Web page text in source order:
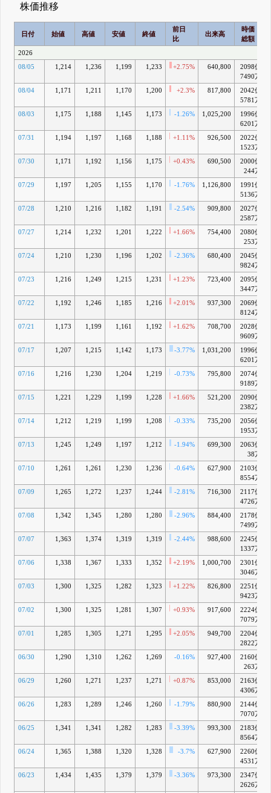
株価推移
日付 始値 高値 安値 終値
前日
比
出来高
時価
総額
2026
08/05
1,214 1,236 1,199 1,233 +2.75% 640,800
2098億
7490万
08/04
1,171 1,211 1,170 1,200 +2.3% 817,800
2042億
5781万
08/03
1,175 1,188 1,145 1,173 -1.26% 1,025,200
1996億
6201万
07/31
1,194 1,197 1,168 1,188 +1.11% 926,500
2022億
1523万
07/30
1,171 1,192 1,156 1,175 +0.43% 690,500
2000億
244万
07/29
1,197 1,205 1,155 1,170 -1.76% 1,126,800
1991億
5136万
07/28
1,210 1,216 1,182 1,191 -2.54% 909,800
2027億
2587万
07/27
1,214 1,232 1,201 1,222 +1.66% 754,400
2080億
253万
07/24
1,210 1,230 1,196 1,202 -2.36% 680,400
2045億
9824万
07/23
1,216 1,249 1,215 1,231 +1.23% 723,400
2095億
3447万
07/22
1,192 1,246 1,185 1,216 +2.01% 937,300
2069億
8124万
07/21
1,173 1,199 1,161 1,192 +1.62% 708,700
2028億
9609万
07/17
1,207 1,215 1,142 1,173 -3.77% 1,031,200
1996億
6201万
07/16 1,216 1,230 1,204 1,219 -0.73% 795,800
2074億
9189万
07/15
1,221 1,229 1,199 1,228 +1.66% 521,200
2090億
2382万
07/14
1,212 1,219 1,199 1,208 -0.33% 735,200
2056億
1953万
07/13
1,245 1,249 1,197 1,212 -1.94% 699,300
2063億
38万
07/10
1,261 1,261 1,230 1,236 -0.64% 627,900
2103億
8554万
07/09
1,265 1,272 1,237 1,244 -2.81% 716,300
2117億
4726万
07/08
1,342 1,345 1,280 1,280 -2.96% 884,400
2178億
7499万
07/07
1,363 1,374 1,319 1,319 -2.44% 988,600
2245億
1337万
07/06
1,338 1,367 1,333 1,352 +2.19% 1,000,700
2301億
3046万
07/03
1,300 1,325 1,282 1,323 +1.22% 826,800
2251億
9423万
07/02
1,300 1,325 1,281 1,307 +0.93% 917,600
2224億
7079万
07/01
1,285 1,305 1,271 1,295 +2.05% 949,700
2204億
2822万
06/30
1,290 1,310 1,262 1,269 -0.16% 927,400
2160億
263万
06/29
1,260 1,271 1,237 1,271 +0.87% 853,000
2163億
4306万
06/26
1,283 1,289 1,246 1,260 -1.79% 880,900
2144億
7070万
06/25
1,341 1,341 1,282 1,283 -3.39% 993,300
2183億
8564万
06/24
1,365 1,388 1,320 1,328 -3.7% 627,900
2260億
4531万
06/23
1,434 1,435 1,379 1,379 -3.36% 973,300
2347億
2626万